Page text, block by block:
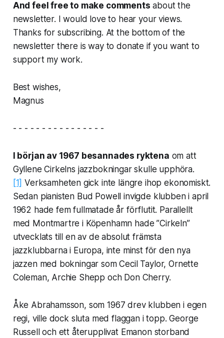
And feel free to make comments about the
newsletter. I would love to hear your views.
Thanks for subscribing. At the bottom of the
newsletter there is way to donate if you want to
support my work.
Best wishes,
Magnus
- - - - - - - - - - - - - - - -
I början av 1967 besannades ryktena om att
Gyllene Cirkelns jazzbokningar skulle upphöra.
[1] Verksamheten gick inte längre ihop ekonomiskt.
Sedan pianisten Bud Powell invigde klubben i april
1962 hade fem fullmatade år förflutit. Parallellt
med Montmartre i Köpenhamn hade ”Cirkeln”
utvecklats till en av de absolut främsta
jazzklubbarna i Europa, inte minst för den nya
jazzen med bokningar som Cecil Taylor, Ornette
Coleman, Archie Shepp och Don Cherry.
Åke Abrahamsson, som 1967 drev klubben i egen
regi, ville dock sluta med flaggan i topp. George
Russell och ett återupplivat Emanon storband